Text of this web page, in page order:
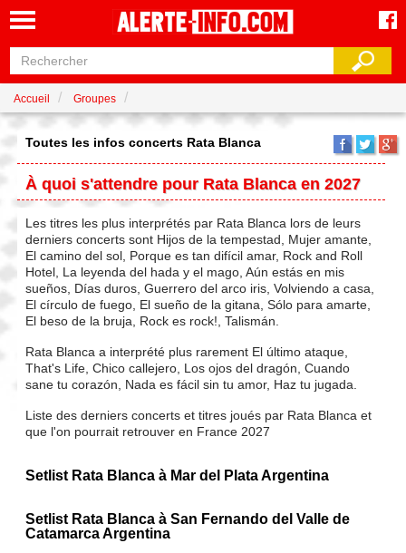
Accueil Groupes
Toutes les infos concerts Rata Blanca
À quoi s'attendre pour Rata Blanca en 2027
Les titres les plus interprétés par Rata Blanca lors de leurs
derniers concerts sont Hijos de la tempestad, Mujer amante,
El camino del sol, Porque es tan difícil amar, Rock and Roll
Hotel, La leyenda del hada y el mago, Aún estás en mis
sueños, Días duros, Guerrero del arco iris, Volviendo a casa,
El círculo de fuego, El sueño de la gitana, Sólo para amarte,
El beso de la bruja, Rock es rock!, Talismán.
Rata Blanca a interprété plus rarement El último ataque,
That's Life, Chico callejero, Los ojos del dragón, Cuando
sane tu corazón, Nada es fácil sin tu amor, Haz tu jugada.
Liste des derniers concerts et titres joués par Rata Blanca et
que l'on pourrait retrouver en France 2027
Setlist Rata Blanca à Mar del Plata Argentina
Setlist Rata Blanca à San Fernando del Valle de
Catamarca Argentina